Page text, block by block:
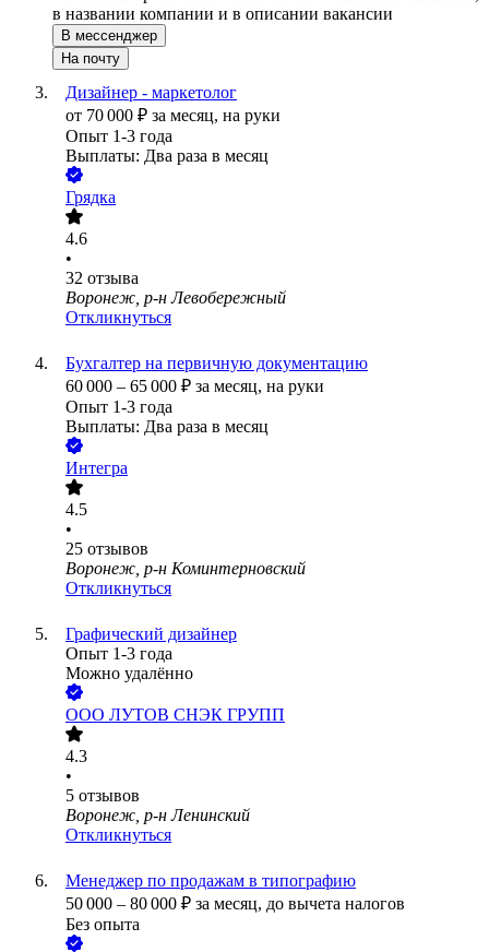
в названии компании и в описании вакансии
В мессенджер
На почту
Дизайнер - маркетолог
от 70 000 ₽ за месяц, на руки
Опыт 1-3 года
Выплаты: Два раза в месяц
Грядка
4.6
•
32 отзыва
Воронеж, р-н Левобережный
Откликнуться
Бухгалтер на первичную документацию
60 000 – 65 000 ₽ за месяц, на руки
Опыт 1-3 года
Выплаты: Два раза в месяц
Интегра
4.5
•
25 отзывов
Воронеж, р-н Коминтерновский
Откликнуться
Графический дизайнер
Опыт 1-3 года
Можно удалённо
ООО ЛУТОВ СНЭК ГРУПП
4.3
•
5 отзывов
Воронеж, р-н Ленинский
Откликнуться
Менеджер по продажам в типографию
50 000 – 80 000 ₽ за месяц, до вычета налогов
Без опыта